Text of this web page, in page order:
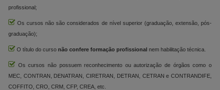
profissional;
Os cursos não são considerados de nível superior (graduação, extensão, pós-
graduação);
O título do curso não confere formação profissional nem habilitação técnica.
Os cursos não possuem reconhecimento ou autorização de órgãos como o
MEC, CONTRAN, DENATRAN, CIRETRAN, DETRAN, CETRAN e CONTRANDIFE,
COFFITO, CRO, CRM, CFP, CREA, etc.